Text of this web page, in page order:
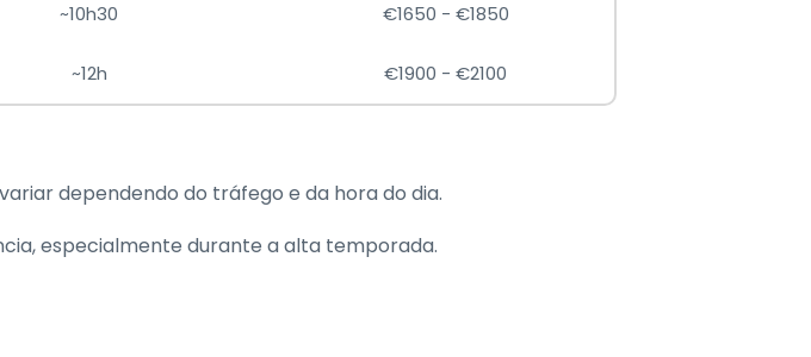
~10h30 €1650 - €1850
~12h €1900 - €2100
dependendo do tráfego e da hora do dia.
especialmente durante a alta temporada.